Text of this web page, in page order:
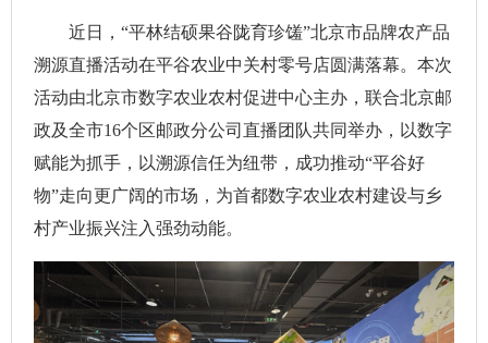
近日，“平林结硕果谷陇育珍馐”北京市品牌农产品
溯源直播活动在平谷农业中关村零号店圆满落幕。本次
活动由北京市数字农业农村促进中心主办，联合北京邮
政及全市16个区邮政分公司直播团队共同举办，以数字
赋能为抓手，以溯源信任为纽带，成功推动“平谷好
物”走向更广阔的市场，为首都数字农业农村建设与乡
村产业振兴注入强劲动能。